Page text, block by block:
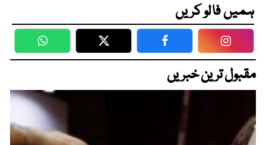
ہمیں فالو کریں
WhatsApp Twitter Facebook
مقبول ترین خبریں